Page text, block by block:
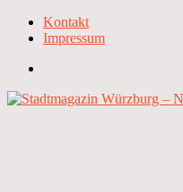
Kontakt
Impressum